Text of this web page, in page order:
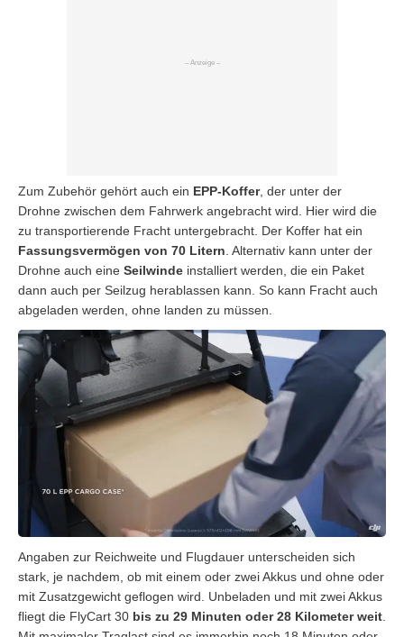
Zum Zubehör gehört auch ein EPP-Koffer, der unter der
Drohne zwischen dem Fahrwerk angebracht wird. Hier wird die
zu transportierende Fracht untergebracht. Der Koffer hat ein
Fassungsvermögen von 70 Litern . Alternativ kann unter der
Drohne auch eine Seilwinde installiert werden, die ein Paket
dann auch per Seilzug herablassen kann. So kann Fracht auch
abgeladen werden, ohne landen zu müssen.
Angaben zur Reichweite und Flugdauer unterscheiden sich
stark, je nachdem, ob mit einem oder zwei Akkus und ohne oder
mit Zusatzgewicht geflogen wird. Unbeladen und mit zwei Akkus
fliegt die FlyCart 30 bis zu 29 Minuten oder 28 Kilometer weit